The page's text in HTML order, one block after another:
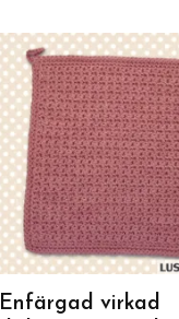
Enfärgad virkad